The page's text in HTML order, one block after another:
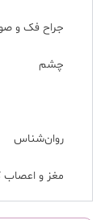
جراح فک و
چشم
روان‌شناس
مغز و اعصاب